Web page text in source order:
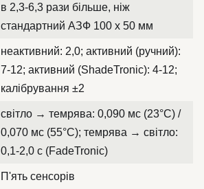
в 2,3-6,3 рази більше, ніж
стандартний АЗФ 100 x 50 мм
неактивний: 2,0; активний (ручний):
7-12; активний (ShadeTronic): 4-12;
калібрування ±2
світло → темрява: 0,090 мс (23°C) /
0,070 мс (55°C); темрява → світло:
0,1-2,0 с (FadeTronic)
П'ять сенсорів